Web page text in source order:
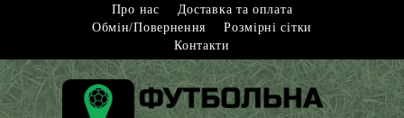
Про нас
Доставка та оплата
Обмін/Повернення
Розмірні сітки
Контакти